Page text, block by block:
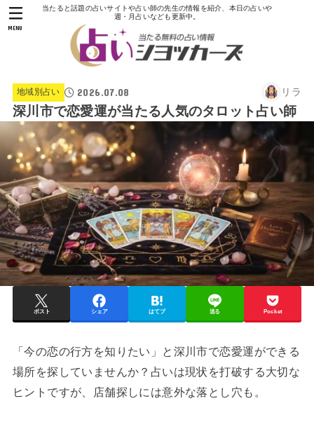
当たると話題の占いサイトや占い師の先生の情報を紹介、本日の占いや
週・月占いなども更新中。
MENU
地域別占い 2026.07.08 リラ
深川市で恋愛運が当たる人気のタロット占い師
ポスト シェア はてブ 送る Pocket
「今の恋の行方を知りたい」と深川市で恋愛運ができる
場所を探していませんか？占いは現状を打破する大切な
ヒントですが、店舗探しには意外な落とし穴も。